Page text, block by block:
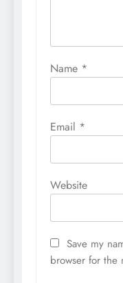
Name *
Email *
Website
Save my
browser for the